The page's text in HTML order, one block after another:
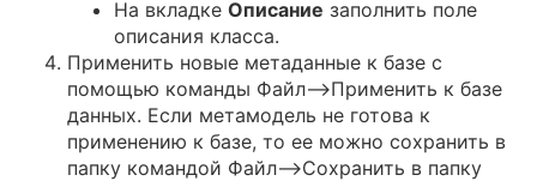
На вкладке Описание заполнить поле
описания класса.
Применить новые метаданные к базе с
помощью команды Файл–>Применить к базе
данных. Если метамодель не готова к
применению к базе, то ее можно сохранить в
папку командой Файл–>Сохранить в папку